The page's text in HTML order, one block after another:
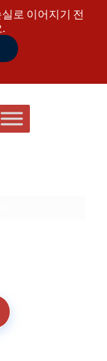
로 이어지기 전